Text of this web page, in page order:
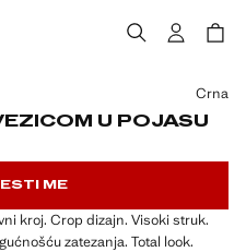
U POJASU
Crna
ME
kroj. Crop dizajn. Visoki struk.
zatezanja. Total look.